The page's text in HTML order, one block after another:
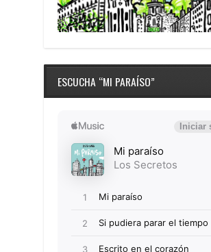
ESCUCHA “MI PARAÍSO”